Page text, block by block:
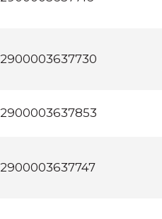
2900003637730
2900003637853
2900003637747